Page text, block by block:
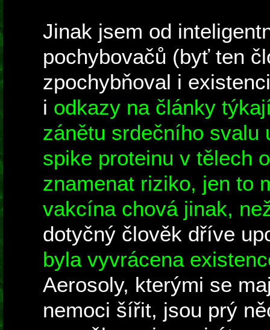
Jinak jsem od
pochybovačů (byť ten
zpochybňoval i
i odkazy na články
zánětu srdečního svalu
spike proteinu v tělech
znamenat riziko, jen to
vakcína chová jinak,
dotyčný člověk dříve
byla vyvrácena
Aerosoly, kterými se
nemoci šířit, jsou prý